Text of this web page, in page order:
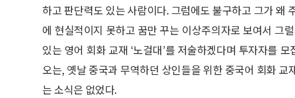
하고 판단력도 있는 사람이다. 그럼에도 불구하고 그가 왜
에 현실적이지 못하고 꿈만 꾸는 이상주의자로 보여서 그
있는 영어 회화 교재 ‘노걸대’를 저술하겠다며 투자자를
오는, 옛날 중국과 무역하던 상인들을 위한 중국어 회화
는 소식은 없었다.